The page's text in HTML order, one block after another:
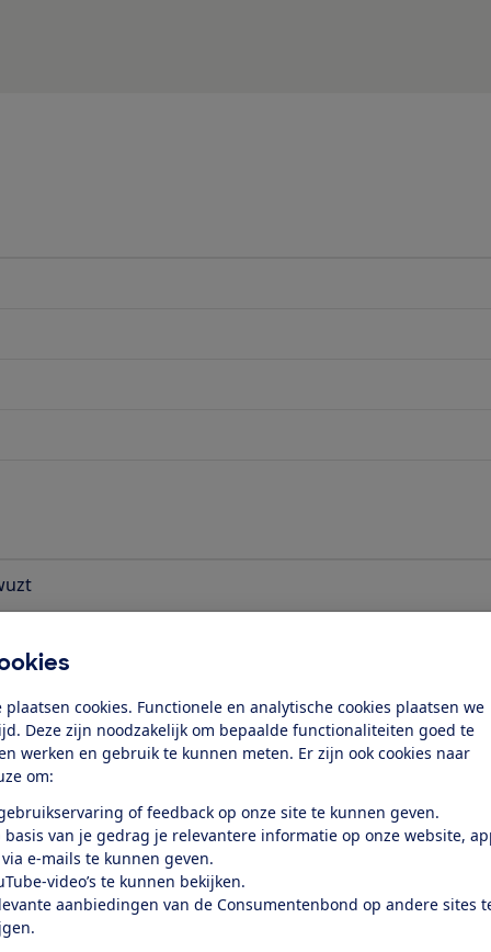
plaatsen cookies. Functionele en analytische cookies plaatsen we
Deze zijn noodzakelijk om bepaalde functionaliteiten goed te
werken en gebruik te kunnen meten. Er zijn ook cookies naar
om:
of feedback op onze site te kunnen geven.
basis van je gedrag je relevantere informatie op onze website,
e-mails te kunnen geven.
video’s te kunnen bekijken.
aanbiedingen van de Consumentenbond op andere sites
je waar je wel/niet voor verzekerd
hoe uitgebreider de dekking is.